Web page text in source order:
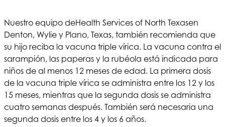
Nuestro equipo deHealth Services of North Texasen
Denton, Wylie y Plano, Texas, también recomienda que
su hijo reciba la vacuna triple vírica. La vacuna contra el
sarampión, las paperas y la rubéola está indicada para
niños de al menos 12 meses de edad. La primera dosis
de la vacuna triple vírica se administra entre los 12 y los
15 meses, mientras que la segunda dosis se administra
cuatro semanas después. También será necesaria una
segunda dosis entre los 4 y los 6 años.